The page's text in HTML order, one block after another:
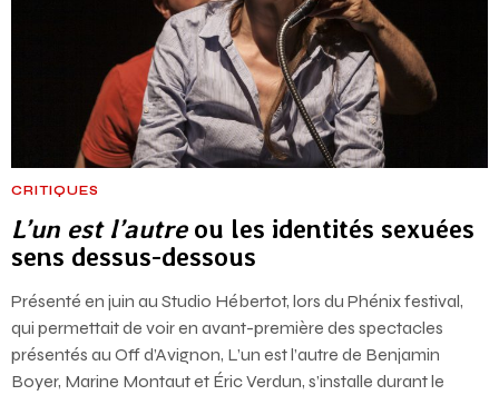
CRITIQUES
L’un est l’autreou les identités sexuées
sens dessus-dessous
Présenté en juin au Studio Hébertot, lors du Phénix festival,
qui permettait de voir en avant-première des spectacles
présentés au Off d’Avignon, L’un est l’autre de Benjamin
Boyer, Marine Montaut et Éric Verdun, s’installe durant le